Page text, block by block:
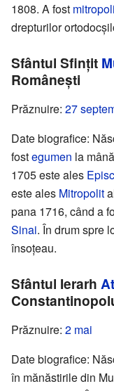
1808. A fost
drepturilor
Sfântul Sfințit
Românești
Prăznuire: 27
Date biografice:
fostegumen la
1705 este ales
este ales Mitropolit
pana 1716, când a
Sinai. În drum spre
însoțeau.
Sfântul Ierarh
Prăznuire: 2 mai
Date biografice:
în mănăstirile din